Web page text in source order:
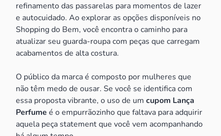
refinamento das passarelas para momentos de lazer
e autocuidado. Ao explorar as opções disponíveis no
Shopping do Bem, você encontra o caminho para
atualizar seu guarda-roupa com peças que carregam
acabamentos de alta costura.
O público da marca é composto por mulheres que
não têm medo de ousar. Se você se identifica com
essa proposta vibrante, o uso de um cupom Lança
Perfume é o empurrãozinho que faltava para adquirir
aquela peça statement que você vem acompanhando